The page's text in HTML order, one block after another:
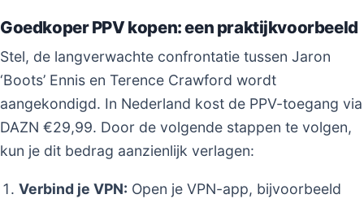
Goedkoper PPV kopen: een praktijkvoorbeeld
Stel, de langverwachte confrontatie tussen Jaron
‘Boots’ Ennis en Terence Crawford wordt
aangekondigd. In Nederland kost de PPV-toegang via
DAZN €29,99. Door de volgende stappen te volgen,
kun je dit bedrag aanzienlijk verlagen:
Verbind je VPN: Open je VPN-app, bijvoorbeeld